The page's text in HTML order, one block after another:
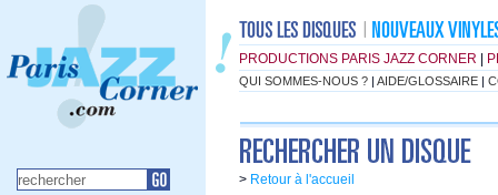
PRODUCTIONS PARIS JAZZ CORNER
QUI SOMMES-NOUS ? | AIDE/GLOSSAIRE |
> Retour à l'accueil